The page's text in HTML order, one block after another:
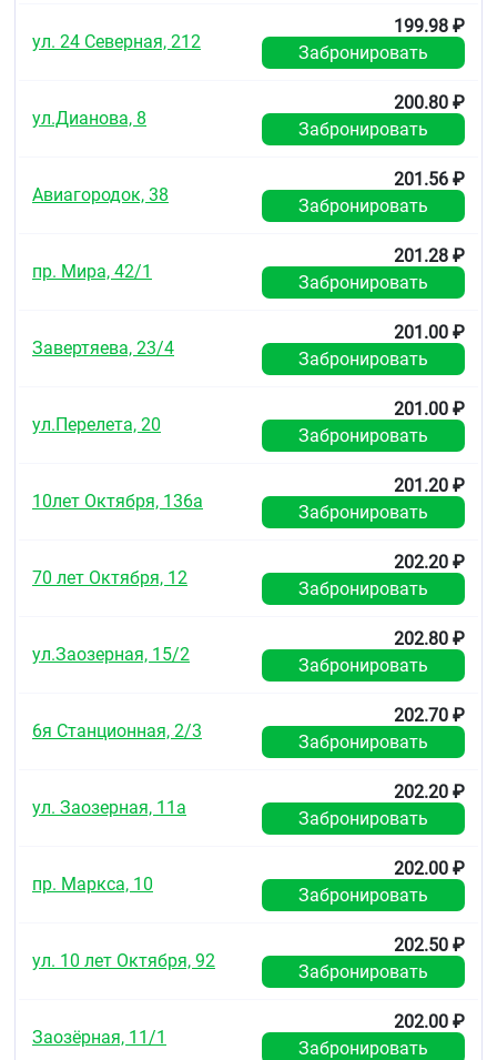
Без рецепта.
ул. 24 Северная, 212
199.98 ₽
Забронировать
ул.Дианова, 8
200.80 ₽
Забронировать
Авиагородок, 38
201.56 ₽
Забронировать
пр. Мира, 42/1
201.28 ₽
Забронировать
Завертяева, 23/4
201.00 ₽
Забронировать
ул.Перелета, 20
201.00 ₽
Забронировать
10лет Октября, 136а
201.20 ₽
Забронировать
70 лет Октября, 12
202.20 ₽
Забронировать
ул.Заозерная, 15/2
202.80 ₽
Забронировать
6я Станционная, 2/3
202.70 ₽
Забронировать
ул. Заозерная, 11а
202.20 ₽
Забронировать
пр. Маркса, 10
202.00 ₽
Забронировать
ул. 10 лет Октября, 92
202.50 ₽
Забронировать
Заозёрная, 11/1
202.00 ₽
Забронировать